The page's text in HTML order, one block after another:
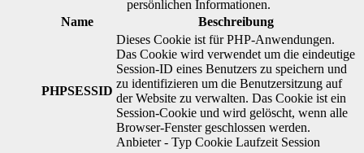
persönlichen Informationen.
Name
Beschreibung
PHPSESSID
Dieses Cookie ist für PHP-Anwendungen.
Das Cookie wird verwendet um die eindeutige
Session-ID eines Benutzers zu speichern und
zu identifizieren um die Benutzersitzung auf
der Website zu verwalten. Das Cookie ist ein
Session-Cookie und wird gelöscht, wenn alle
Browser-Fenster geschlossen werden.
Anbieter - Typ Cookie Laufzeit Session